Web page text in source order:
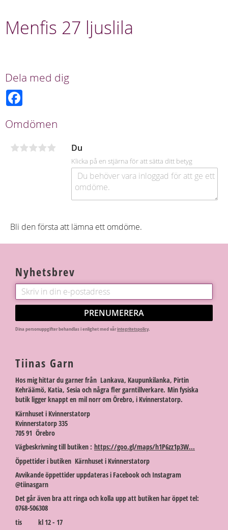
Menfis 27 ljuslila
Dela med dig
b
o
k
Omdömen
Du
Klicka på en stjärna för att sätta ditt betyg
Bli den första att lämna ett omdöme.
Nyhetsbrev
PRENUMERERA
Dina personuppgifter behandlas i enlighet med vårintegritetspolicy.
Tiinas Garn
Hos mig hittar du garner från Lankava, Kaupunkilanka, Pirtin
Kehräämö, Katia, Sesia och några fler garntillverkare. Min fysiska
butik ligger knappt en mil norr om Örebro, i Kvinnerstatorp.
Kärnhuset i Kvinnerstatorp
Kvinnerstatorp 335
705 91 Örebro
Vägbeskrivning till butiken : https://goo.gl/maps/h1P6zz1p3W...
Öppettider i butiken Kärnhuset i Kvinnerstatorp
Avvikande öppettider uppdateras i Facebook och Instagram
@tiinasgarn
Det går även bra att ringa och kolla upp att butiken har öppet tel:
0768-506308
tis kl 12 - 17